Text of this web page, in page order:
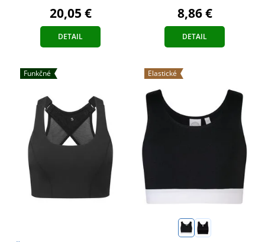
20,05 €
DETAIL
8,86 €
DETAIL
Funkčné Elastické